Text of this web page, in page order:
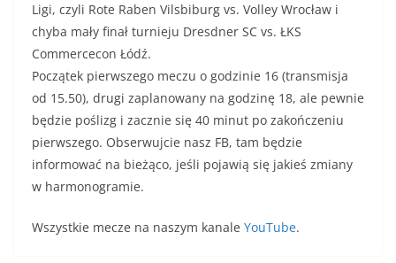
Ligi, czyli Rote Raben Vilsbiburg vs. Volley Wrocław i
chyba mały finał turnieju Dresdner SC vs. ŁKS
Commercecon Łódź.
Początek pierwszego meczu o godzinie 16 (transmisja
od 15.50), drugi zaplanowany na godzinę 18, ale pewnie
będzie poślizg i zacznie się 40 minut po zakończeniu
pierwszego. Obserwujcie nasz FB, tam będzie
informować na bieżąco, jeśli pojawią się jakieś zmiany
w harmonogramie.
Wszystkie mecze na naszym kanale YouTube.